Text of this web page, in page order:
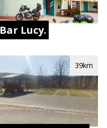
Bar Lucy.
39km